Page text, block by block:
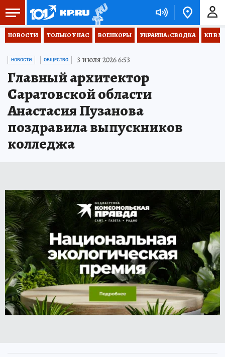
НОВОСТИ ТОЛЬКО У НАС ВОЕНКОРЫ УКРАИНА: СВОДКА КП В
НОВОСТИ ОБЩЕСТВО 3 июля 2026 6:53
Главный архитектор
Саратовской области
Анастасия Пузанова
поздравила выпускников
колледжа